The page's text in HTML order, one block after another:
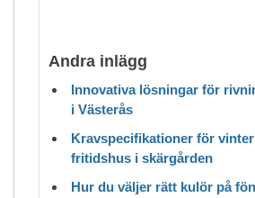
Andra inlägg
Innovativa lösningar för
i Västerås
Kravspecifikationer för
fritidshus i skärgården
Hur du väljer rätt kulör på